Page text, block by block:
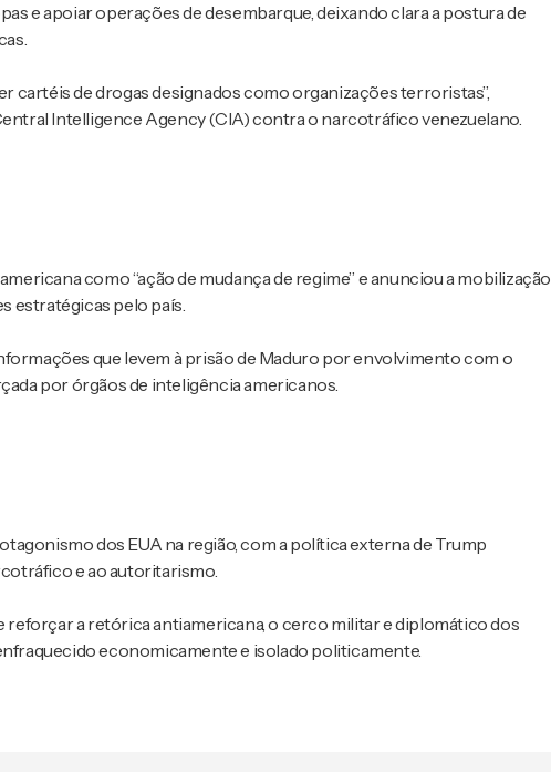
e apoiar operações de desembarque, deixando clara a postura de
cartéis de drogas designados como organizações terroristas”,
Intelligence Agency (CIA) contra o narcotráfico venezuelano.
como “ação de mudança de regime” e anunciou a mobilização
estratégicas pelo país.
que levem à prisão de Maduro por envolvimento com o
por órgãos de inteligência americanos.
dos EUA na região, com a política externa de Trump
e ao autoritarismo.
a retórica antiamericana, o cerco militar e diplomático dos
economicamente e isolado politicamente.